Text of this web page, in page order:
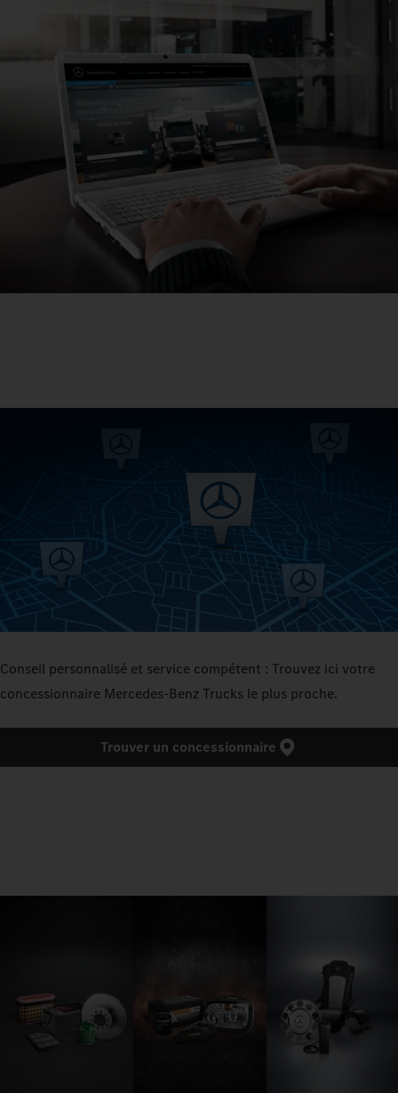
Conseil personnalisé et service compétent : Trouvez ici votre
concessionnaire Mercedes‑Benz Trucks le plus proche.
Trouver un concessionnaire